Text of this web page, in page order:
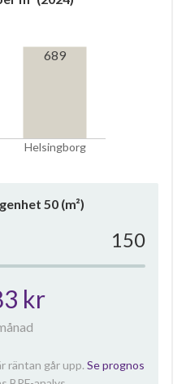
Helsingborg
689
50 (m²)
150
kr
räntan går upp. Se prognos